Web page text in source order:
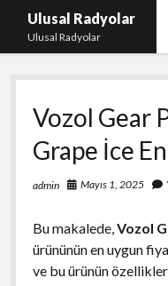
Ulusal Radyolar
Ulusal Radyolar
Ana Başlık: Discord
Instagram Beğeni
Liste
Sayfa Listesi
Vozol Gear
Grape İce
admin Mayıs 1, 2025
Bu makalede,Vozol
ürününün en uygun
ve bu ürünün